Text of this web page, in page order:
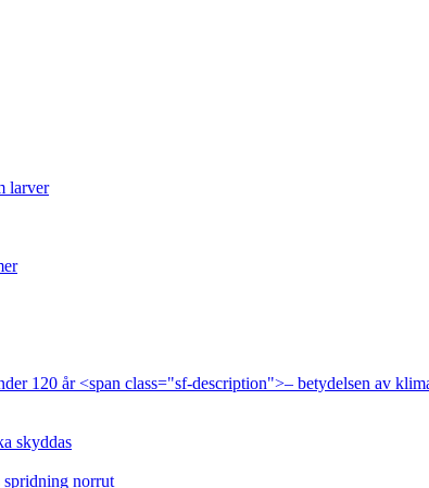
larver
120 år <span class="sf-description">– betydelsen av
skyddas
spridning norrut